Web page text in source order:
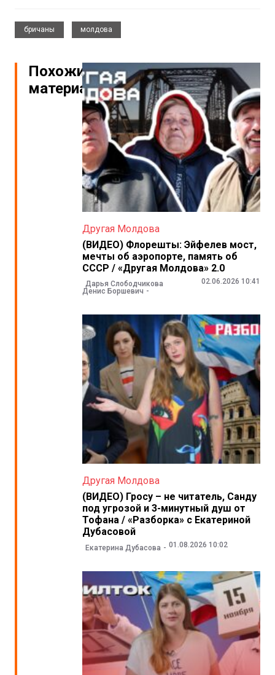
бричаны
молдова
Похожие
материалы
Другая Молдова
(ВИДЕО) Флорешты: Эйфелев мост,
мечты об аэропорте, память об
СССР / «Другая Молдова» 2.0
Дарья Слободчикова
Денис Боршевич
02.06.2026 10:41
Другая Молдова
(ВИДЕО) Гросу – не читатель, Санду
под угрозой и 3-минутный душ от
Тофана / «Разборка» с Екатериной
Дубасовой
Екатерина Дубасова 01.08.2026 10:02